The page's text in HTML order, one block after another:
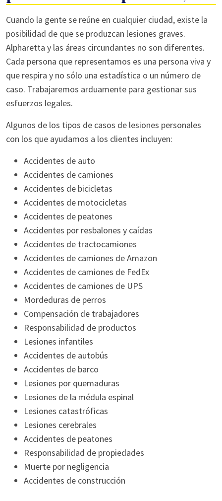
Cuando la gente se reúne en cualquier ciudad, existe la
posibilidad de que se produzcan lesiones graves.
Alpharetta y las áreas circundantes no son diferentes.
Cada persona que representamos es una persona viva y
que respira y no sólo una estadística o un número de
caso. Trabajaremos arduamente para gestionar sus
esfuerzos legales.
Algunos de los tipos de casos de lesiones personales
con los que ayudamos a los clientes incluyen:
Accidentes de auto
Accidentes de camiones
Accidentes de bicicletas
Accidentes de motocicletas
Accidentes de peatones
Accidentes por resbalones y caídas
Accidentes de tractocamiones
Accidentes de camiones de Amazon
Accidentes de camiones de FedEx
Accidentes de camiones de UPS
Mordeduras de perros
Compensación de trabajadores
Responsabilidad de productos
Lesiones infantiles
Accidentes de autobús
Accidentes de barco
Lesiones por quemaduras
Lesiones de la médula espinal
Lesiones catastróficas
Lesiones cerebrales
Accidentes de peatones
Responsabilidad de propiedades
Muerte por negligencia
Accidentes de construcción